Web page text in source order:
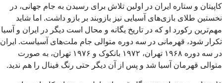
کاپیتان و ستاره ایران در اولین تلاش برای رسیدن به جام جهانی، در
نخستین طلای بازی‌های آسیایی نیز بازوبند بر بازو داشت. اما شاید
مهم‌ترین رکورد او که در تاریخ یگانه و محال است دیگر در ایران و آسیا
تکرار شود، قهرمانی در سه دوره متوالی جام ملت‌های آسیاست. ایران
در سه دوره ۱۹۶۸ تهران، ۱۹۷۲ بانکوک و ۱۹۷۶ تهران، به صورت
متوالی قهرمان آسیا شد و پس از آن دیگر حتی رنگ فینال را هم ندید.